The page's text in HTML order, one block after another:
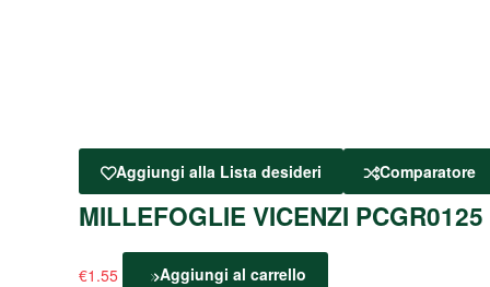
Aggiungi alla Lista desideri Comparatore
MILLEFOGLIE VICENZI PCGR0125
€1.55 Aggiungi al carrello